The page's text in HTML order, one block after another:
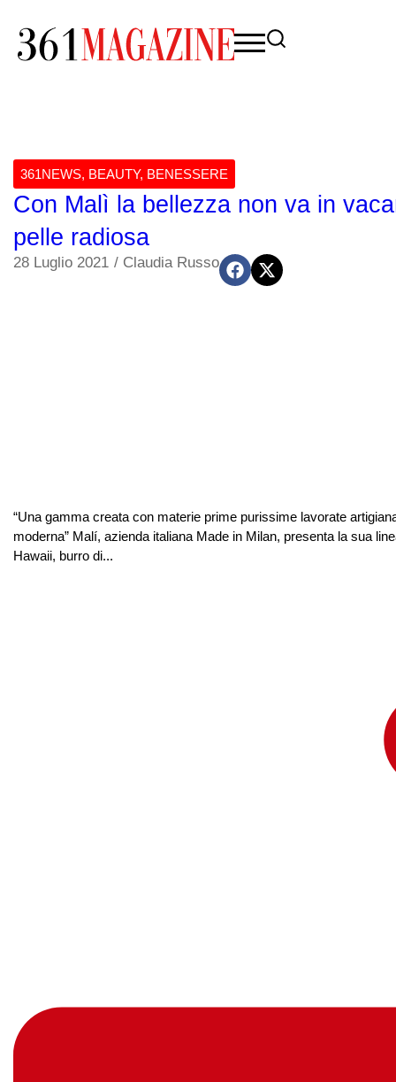
361NEWS, BEAUTY, BENESSERE
Con Malì la bellezza non va in
pelle radiosa
28 Luglio 2021 / Claudia Russo
“Una gamma creata con materie prime purissime lavorate
moderna” Malí, azienda italiana Made in Milan, presenta la sua
Hawaii, burro di...